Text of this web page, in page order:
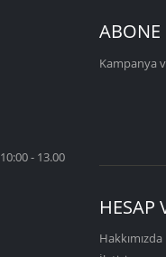
- 13.00
ABONE
Kampanya
HESAP
Hakkımızda